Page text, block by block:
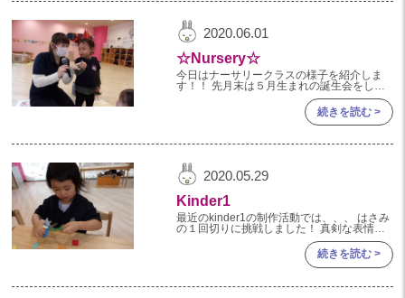
2021
2021年 12月(20)
2021年 11月(20)
2021年 09月(20)
2021年 08月(18)
2021年 07月(20)
2021年 06月(22)
2021年 05月(15)
2020.06.01
☆Nursery☆
今日はナーサリークラスの様子を紹介しま
す！！ 先月末は５月生まれの誕生会をしま
[caption id="attachment_7562"続きを読む >
2020.05.29
Kinder1
最近のkinder1の制作活動では、、、 はさみ
の１回切りに挑戦しました！ 真剣な表情で
線の上をちょきんと切ります。 切った紙は
みんなで模造紙にペタペタ貼りました！
続きを読む >